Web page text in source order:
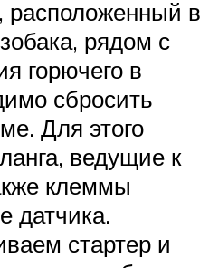
расположенный в
рядом с
горючего в
сбросить
Для этого
ведущие к
клеммы
датчика.
стартер и